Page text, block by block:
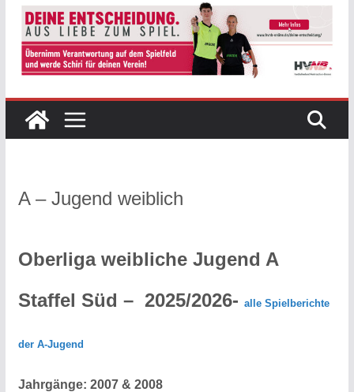
A – Jugend weiblich
Oberliga weibliche Jugend A
Staffel Süd – 2025/2026- alle Spielberichte
der A-Jugend
Jahrgänge: 2007 & 2008